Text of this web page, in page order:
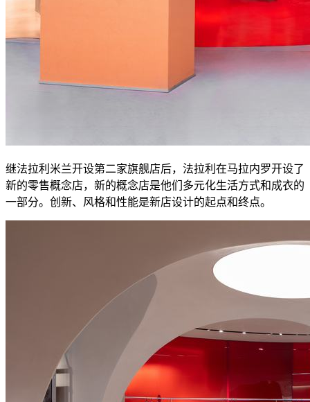
继法拉利米兰开设第二家旗舰店后，法拉利在马拉内罗开设了
新的零售概念店，新的概念店是他们多元化生活方式和成衣的
一部分。创新、风格和性能是新店设计的起点和终点。